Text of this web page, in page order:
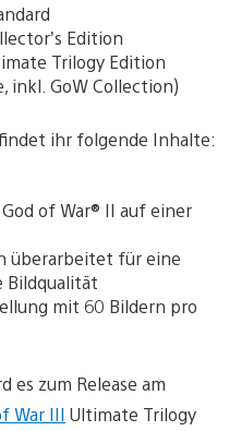
Edition
Trilogy Edition
inkl. GoW Collection)
ihr folgende Inhalte:
of War® II auf einer
überarbeitet für eine
Bildqualität
mit 60 Bildern pro
es zum Release am
War III Ultimate Trilogy